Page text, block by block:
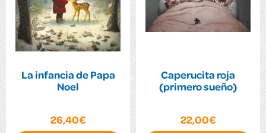
La infancia de Papa
Noel
26,40€
Caperucita roja
(primero sueño)
22,00€